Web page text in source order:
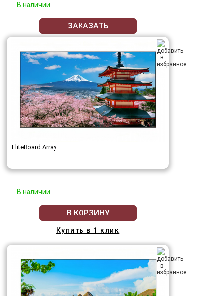
В наличии
ЗАКАЗАТЬ
EliteBoard Array
В наличии
В КОРЗИНУ
Купить в 1 клик